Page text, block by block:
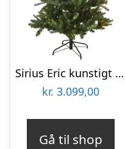
Sirius Eric kunstigt juletræ med lys, 240 cm
kr. 3.099,00
Gå til shop